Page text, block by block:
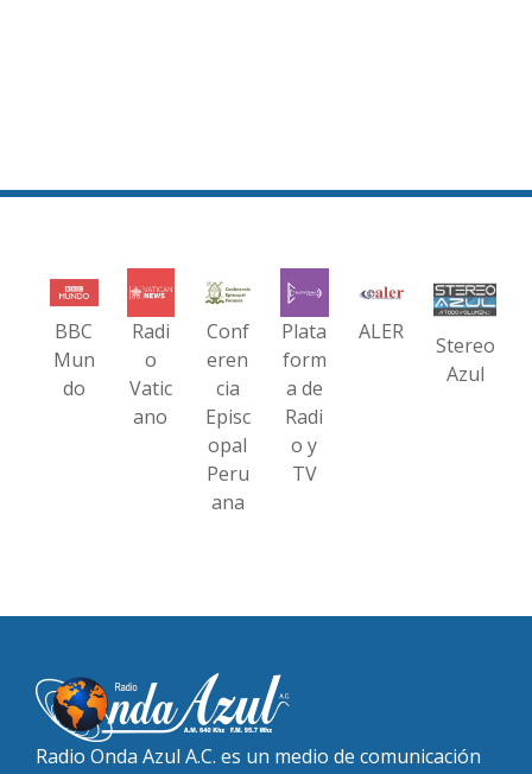
BBC
Mun
do
Radi
o
Vatic
ano
Conf
eren
cia
Episc
opal
Peru
ana
Plata
form
a de
Radi
o y
TV
ALER
Stereo
Azul
Radio Onda Azul A.C. es un medio de comunicación